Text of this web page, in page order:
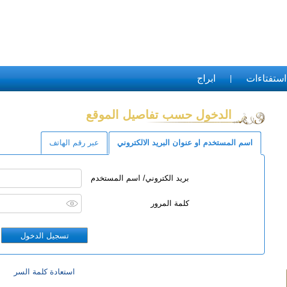
استفتاءات ابراج
الدخول حسب تفاصيل الموقع
اسم المستخدم او عنوان البريد الالكتروني عبر رقم الهاتف
بريد الكتروني/ اسم المستخدم
كلمة المرور
استعادة كلمة السر